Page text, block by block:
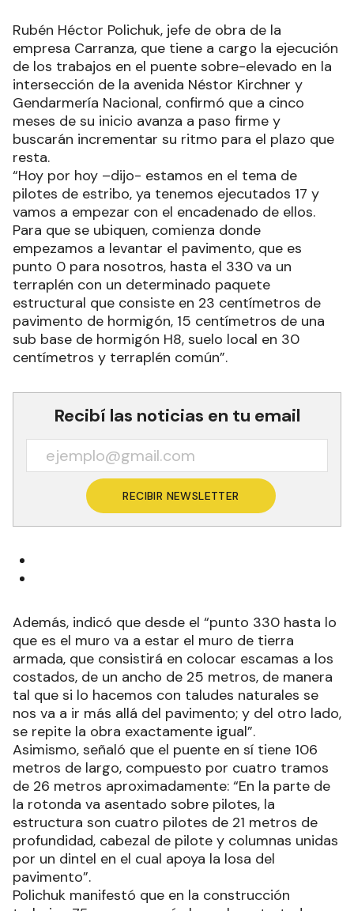
Rubén Héctor Polichuk, jefe de obra de la
empresa Carranza, que tiene a cargo la ejecución
de los trabajos en el puente sobre-elevado en la
intersección de la avenida Néstor Kirchner y
Gendarmería Nacional, confirmó que a cinco
meses de su inicio avanza a paso firme y
buscarán incrementar su ritmo para el plazo que
resta.
“Hoy por hoy –dijo- estamos en el tema de
pilotes de estribo, ya tenemos ejecutados 17 y
vamos a empezar con el encadenado de ellos.
Para que se ubiquen, comienza donde
empezamos a levantar el pavimento, que es
punto 0 para nosotros, hasta el 330 va un
terraplén con un determinado paquete
estructural que consiste en 23 centímetros de
pavimento de hormigón, 15 centímetros de una
sub base de hormigón H8, suelo local en 30
centímetros y terraplén común”.
Recibí las noticias en tu email
RECIBIR NEWSLETTER
Además, indicó que desde el “punto 330 hasta lo
que es el muro va a estar el muro de tierra
armada, que consistirá en colocar escamas a los
costados, de un ancho de 25 metros, de manera
tal que si lo hacemos con taludes naturales se
nos va a ir más allá del pavimento; y del otro lado,
se repite la obra exactamente igual”.
Asimismo, señaló que el puente en sí tiene 106
metros de largo, compuesto por cuatro tramos
de 26 metros aproximadamente: “En la parte de
la rotonda va asentado sobre pilotes, la
estructura son cuatro pilotes de 21 metros de
profundidad, cabezal de pilote y columnas unidas
por un dintel en el cual apoya la losa del
pavimento”.
Polichuk manifestó que en la construcción